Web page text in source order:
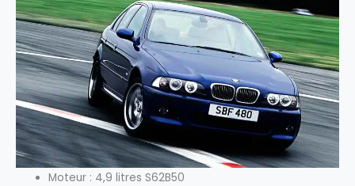
Moteur : 4,9 litres S62B50